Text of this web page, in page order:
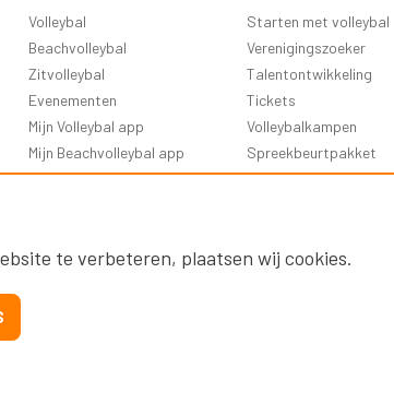
Volleybal
Beachvolleybal
Zitvolleybal
Evenementen
Mijn Volleybal app
Mijn Beachvolleybal app
Starten met volleybal
Verenigingszoeker
Talentontwikkeling
Tickets
Volleybalkampen
Spreekbeurtpakket
Oranje Ambassadeurs
te verbeteren, plaatsen wij cookies.